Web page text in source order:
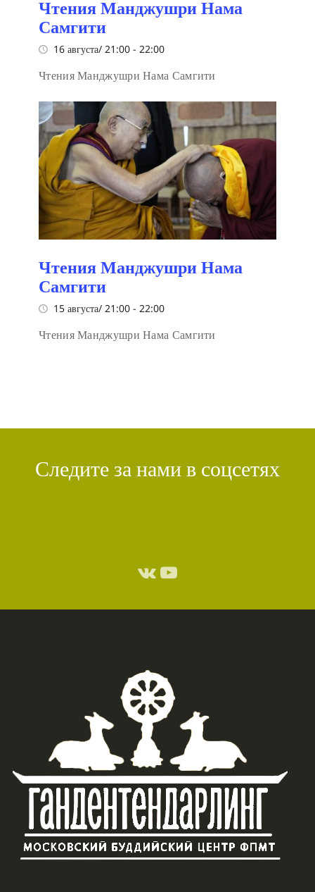
Чтения Манджушри Нама
Самгити
16 августа/ 21:00 - 22:00
Чтения Манджушри Нама Самгити
Чтения Манджушри Нама
Самгити
15 августа/ 21:00 - 22:00
Чтения Манджушри Нама Самгити
Следите за нами в соцсетях